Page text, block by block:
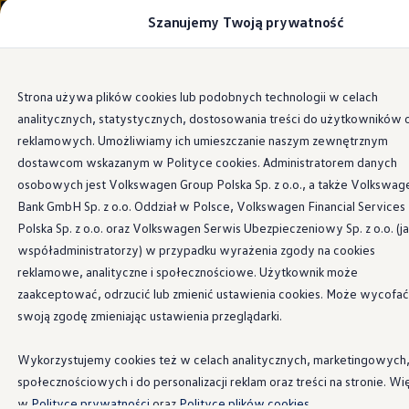
głównej
zawartości
do
stopki
Modele i konfigurator
Auta dostępne od ręki
Cenniki
Modele elektryczne i elektromobilność
Modele elektryczne
Modele elektryczne
Samochody hybrydowe
Przyszłe modele i auta koncepcyjne
ID.4 GTX Xtreme
ID.5 GTX “Xcite”
Nowy ID. Polo GTI
Ładowanie i zasięg
Ładowanie samochodu elektrycznego w domu
Ładowanie samochodu elektrycznego w trasie
Zasięg samochodów elektrycznych
Sposoby płatności
Korzyści i koszty
Koszty utrzymania
Leasing
Najem
Information
Oryginalne klasyczne
częściVolkswagen – do
Twojego klasycznego
Co to są klasyczne części?
Szanujemy Twoją prywatność
Strona używa plików cookies lub podobnych technologii w celach
analitycznych, statystycznych, dostosowania treści do użytkowników
reklamowych. Umożliwiamy ich umieszczanie naszym zewnętrznym
dostawcom wskazanym w Polityce cookies. Administratorem danych
osobowych jest Volkswagen Group Polska Sp. z o.o., a także
Bank GmbH Sp. z o.o. Oddział w Polsce, Volkswagen Financial Services
Polska Sp. z o.o. oraz Volkswagen Serwis Ubezpieczeniowy Sp. z o.o.
współadministratorzy) w przypadku wyrażenia zgody na cookies
reklamowe, analityczne i społecznościowe. Użytkownik może
zaakceptować, odrzucić lub zmienić ustawienia cookies. Może wycofać
swoją zgodę zmieniając ustawienia przeglądarki.
Wykorzystujemy cookies też w celach analitycznych, marketingowych,
społecznościowych i do personalizacji reklam oraz treści na stronie.
w Polityce prywatności oraz Polityce plików cookies.